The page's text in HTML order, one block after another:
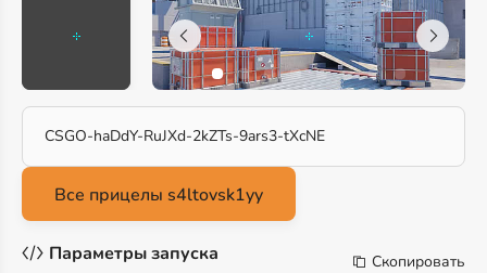
CSGO-haDdY-RuJXd-2kZTs-9ars3-tXcNE
Параметры запуска Скопировать